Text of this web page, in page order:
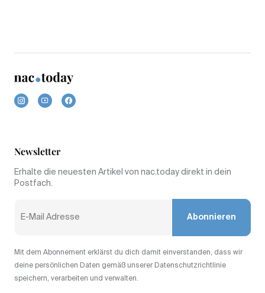
Newsletter
Erhalte die neuesten Artikel von nac.today direkt in dein
Postfach.
Abonnieren
Mit dem Abonnement erklärst du dich damit einverstanden, dass wir
deine persönlichen Daten gemäß unserer Datenschutzrichtlinie
speichern, verarbeiten und verwalten.